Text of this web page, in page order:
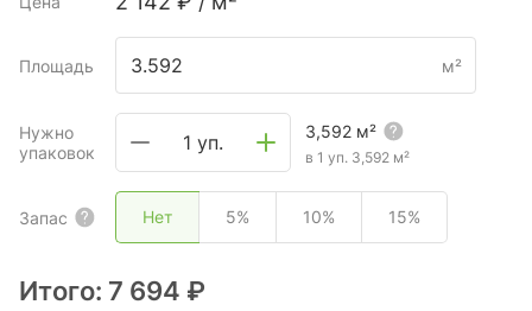
Площадь м²
Нужно
упаковок
1 уп. 3,592 м²
в 1 уп. 3,592 м²
Запас Нет 5% 10% 15%
Итого: 7 694 ₽